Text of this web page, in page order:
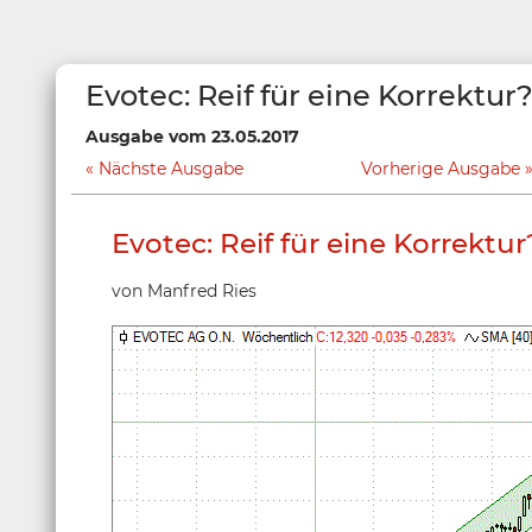
Evotec: Reif für eine Korrektur?
Ausgabe vom 23.05.2017
Nächste Ausgabe
Vorherige Ausgabe
Evotec: Reif für eine
von Manfred Ries